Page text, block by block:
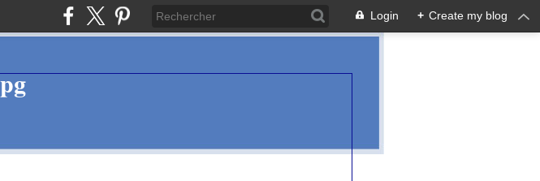
Login + Create my blog